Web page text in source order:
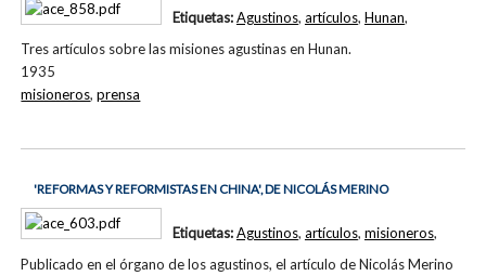
Tres artículos sobre las misiones agustinas en Hunan.
1935
Etiquetas:Agustinos, artículos, Hunan,
misioneros,prensa
'REFORMAS Y REFORMISTAS EN CHINA', DE NICOLÁS MERINO
Publicado en el órgano de los agustinos, el artículo de Nicolás Merino
Etiquetas:Agustinos, artículos, misioneros,